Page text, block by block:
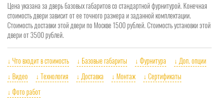
Цена указана за дверь базовых габаритов со стандартной фурнитурой. Конечная
стоимость двери зависит от ее точного размера и заданной комплектации.
Стоимость доставки этой двери по Москве 1500 рублей. Стоимость установки этой
двери от 3500 рублей.
↓ Что входит в стоимость ↓ Базовые габариты ↓ Фурнитура
↓ Доп. опции
↓ Видео
↓ Технология ↓ Доставка ↓ Монтаж
↓ Сертификаты
↓ Фото работ